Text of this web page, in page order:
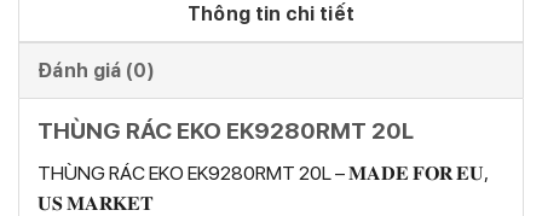
Thông tin chi tiết
Đánh giá (0)
THÙNG RÁC EKO EK9280RMT 20L
THÙNG RÁC EKO EK9280RMT 20L – 𝐌𝐀𝐃𝐄 𝐅𝐎𝐑 𝐄𝐔,
𝐔𝐒 𝐌𝐀𝐑𝐊𝐄𝐓